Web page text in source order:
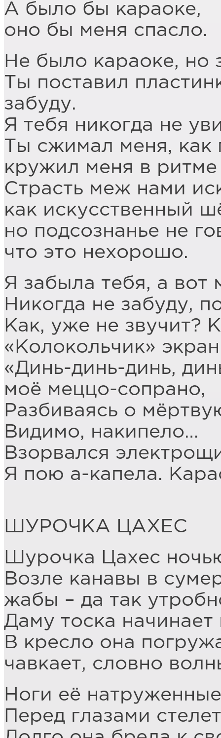
А было бы караоке,
оно бы меня спасло.
Не было караоке, но
Ты поставил
забуду.
Я тебя никогда не
Ты сжимал меня, как
кружил меня в ритме
Страсть меж нами
как искусственный
но подсознанье не
что это нехорошо.
Я забыла тебя, а вот
Никогда не забуду,
Как, уже не звучит?
«Колокольчик»
«Динь-динь-динь,
моё меццо-сопрано,
Разбиваясь о
Видимо, накипело…
Взорвался
Я пою а-капела.
ШУРОЧКА ЦАХЕС
Шурочка Цахес
Возле канавы в
жабы – да так
Даму тоска начинает
В кресло она
чавкает, словно
Ноги её натруженные
Перед глазами